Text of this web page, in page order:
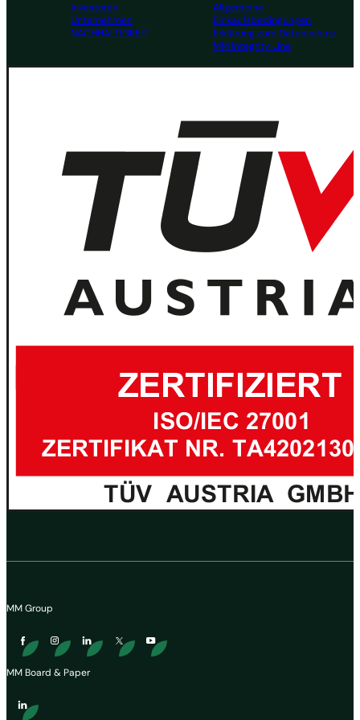
Investoren
Unternehmen
NACHHALTIGKEIT
Allgemeine
Einkaufsbedingungen
Erklärung zum Datenschutz
MM Integrity Line
MM Group
MM Board & Paper